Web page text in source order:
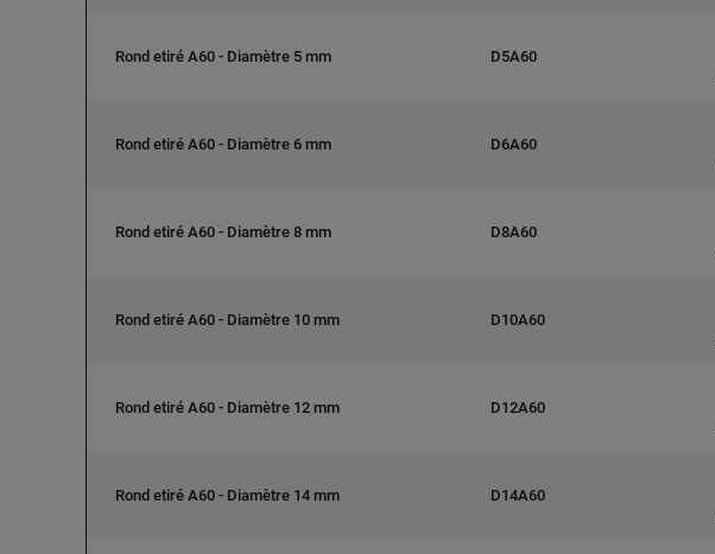
Rond etiré A60 - Diamètre 5 mm D5A60
Rond etiré A60 - Diamètre 6 mm D6A60
Rond etiré A60 - Diamètre 8 mm D8A60
Rond etiré A60 - Diamètre 10 mm D10A60
Rond etiré A60 - Diamètre 12 mm D12A60
Rond etiré A60 - Diamètre 14 mm D14A60